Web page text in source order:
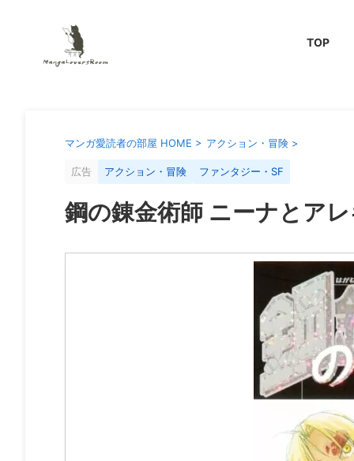
TOP
マンガ愛読者の部屋 HOME > アクション・冒険 >
広告 アクション・冒険 ファンタジー・SF
鋼の錬金術師 ニーナとア